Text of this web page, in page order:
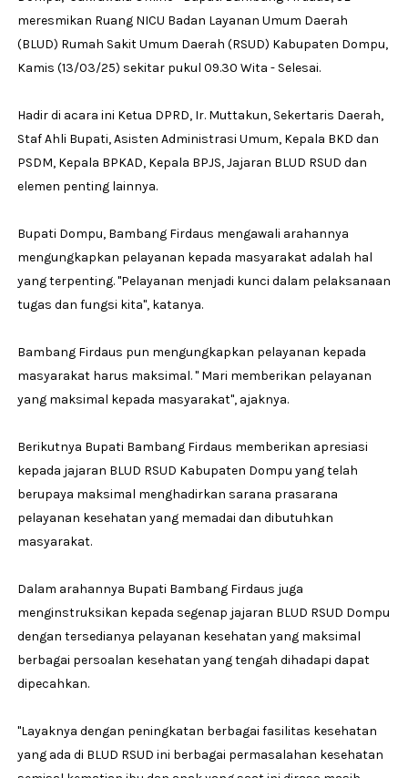
meresmikan Ruang NICU Badan Layanan Umum Daerah
(BLUD) Rumah Sakit Umum Daerah (RSUD) Kabupaten Dompu,
Kamis (13/03/25) sekitar pukul 09.30 Wita - Selesai.
Hadir di acara ini Ketua DPRD, Ir. Muttakun, Sekertaris Daerah,
Staf Ahli Bupati, Asisten Administrasi Umum, Kepala BKD dan
PSDM, Kepala BPKAD, Kepala BPJS, Jajaran BLUD RSUD dan
elemen penting lainnya.
Bupati Dompu, Bambang Firdaus mengawali arahannya
mengungkapkan pelayanan kepada masyarakat adalah hal
yang terpenting. "Pelayanan menjadi kunci dalam pelaksanaan
tugas dan fungsi kita", katanya.
Bambang Firdaus pun mengungkapkan pelayanan kepada
masyarakat harus maksimal. " Mari memberikan pelayanan
yang maksimal kepada masyarakat", ajaknya.
Berikutnya Bupati Bambang Firdaus memberikan apresiasi
kepada jajaran BLUD RSUD Kabupaten Dompu yang telah
berupaya maksimal menghadirkan sarana prasarana
pelayanan kesehatan yang memadai dan dibutuhkan
masyarakat.
Dalam arahannya Bupati Bambang Firdaus juga
menginstruksikan kepada segenap jajaran BLUD RSUD Dompu
dengan tersedianya pelayanan kesehatan yang maksimal
berbagai persoalan kesehatan yang tengah dihadapi dapat
dipecahkan.
"Layaknya dengan peningkatan berbagai fasilitas kesehatan
yang ada di BLUD RSUD ini berbagai permasalahan kesehatan